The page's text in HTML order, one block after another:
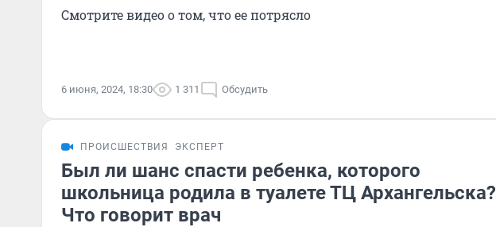
Смотрите видео о том, что ее потрясло
6 июня, 2024, 18:30 1 311 Обсудить
ПРОИСШЕСТВИЯ ЭКСПЕРТ
Был ли шанс спасти ребенка, которого
школьница родила в туалете ТЦ Архангельска?
Что говорит врач